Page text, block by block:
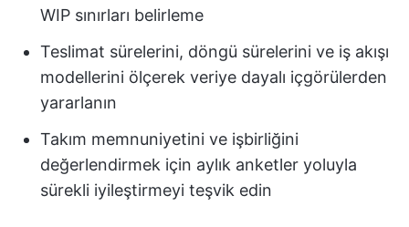
WIP sınırları belirleme
Teslimat sürelerini, döngü sürelerini ve iş akışı
modellerini ölçerek veriye dayalı içgörülerden
yararlanın
Takım memnuniyetini ve işbirliğini
değerlendirmek için aylık anketler yoluyla
sürekli iyileştirmeyi teşvik edin